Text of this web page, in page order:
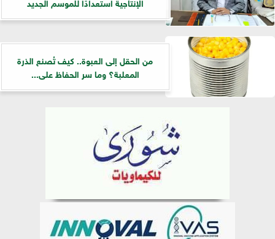
من الحقل إلى العبوة.. كيف تُصنع الذرة
المعلبة؟ وما سر الحفاظ على...